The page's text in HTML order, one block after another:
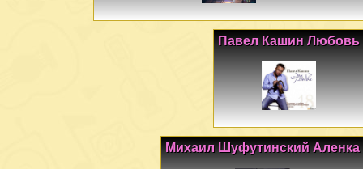
Павел Кашин Любовь
Михаил Шуфутинский Аленка